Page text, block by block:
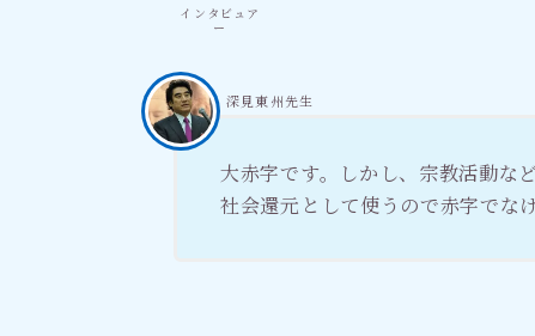
インタビュア
ー
大赤字です。しかし、宗教活動な
社会還元として使うので赤字でな
深見東州先生